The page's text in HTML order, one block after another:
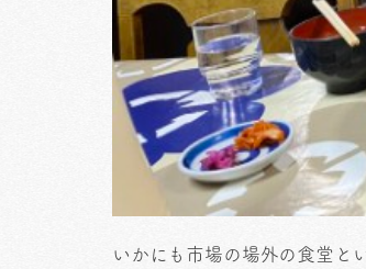
いかにも市場の場外の食堂と